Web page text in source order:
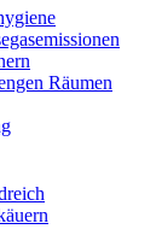
Räumen